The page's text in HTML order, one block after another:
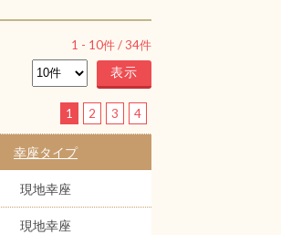
1 - 10件 /34件
1 2 3 4
幸座タイプ
現地幸座
現地幸座